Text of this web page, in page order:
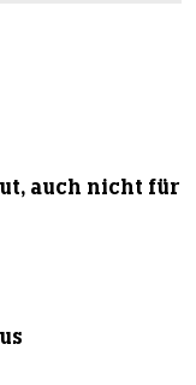
auch nicht für